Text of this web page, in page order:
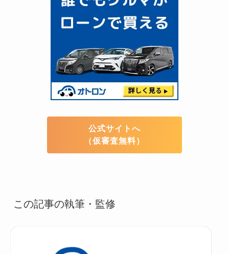
公式サイトへ
（仮審査無料）
この記事の執筆・監修